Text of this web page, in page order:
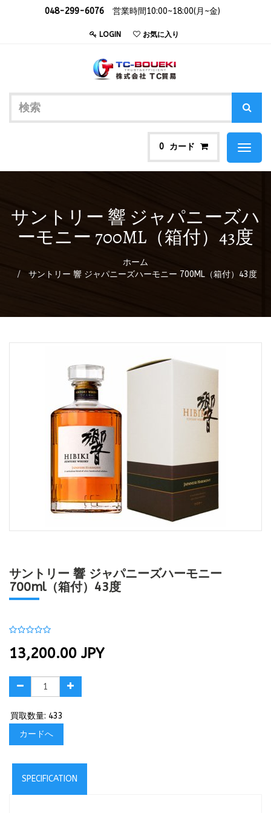
048-299-6076 営業時間10:00~18:00(月~金)
LOGIN お気に入り
0 カード
Toggle
サントリー 響 ジャパニーズハ
ーモニー 700ML（箱付）43度
ホーム
サントリー 響 ジャパニーズハーモニー 700ML（箱付）43度
サントリー 響 ジャパニーズハーモニー
700ml（箱付）43度
13,200.00 JPY
買取数量: 433
カードへ
SPECIFICATION